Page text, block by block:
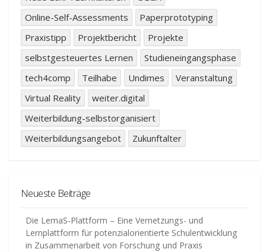
Online-Self-Assessments
Paperprototyping
Praxistipp
Projektbericht
Projekte
selbstgesteuertes Lernen
Studieneingangsphase
tech4comp
Teilhabe Undimes
Veranstaltung
Virtual Reality
weiter.digital
Weiterbildung-selbstorganisiert
Weiterbildungsangebot
Zukunftalter
Neueste Beiträge
Die LemaS-Plattform – Eine Vernetzungs- und
Lernplattform für potenzialorientierte Schulentwicklung
in Zusammenarbeit von Forschung und Praxis